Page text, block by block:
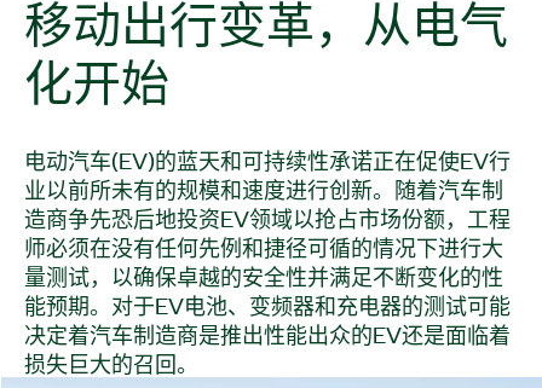
移动出行变革， 从电气
化开始
电动汽车(EV)的蓝天和可持续性承诺正在促使EV行
业以前所未有的规模和速度进行创新。随着汽车制
造商争先恐后地投资EV领域以抢占市场份额，工程
师必须在没有任何先例和捷径可循的情况下进行大
量测试，以确保卓越的安全性并满足不断变化的性
能预期。对于EV电池、变频器和充电器的测试可能
决定着汽车制造商是推出性能出众的EV还是面临着
损失巨大的召回。